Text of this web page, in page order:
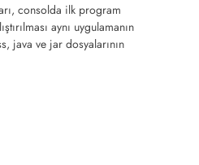
consolda ilk program
aynı uygulamanın
java ve jar dosyalarının